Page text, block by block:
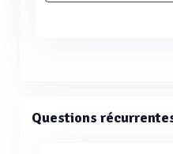
Questions